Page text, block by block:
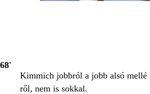
68'
Kimmich jobbról a jobb alsó
ről, nem is sokkal.